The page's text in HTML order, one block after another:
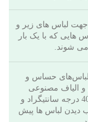
جهت لباس های زیر و
که با یک بار
شوند.
حساس و
و الیاف مصنوعی
طراحی شده است که با آب 40 درجه سانتیگراد و
دیدن لباس ها پیش